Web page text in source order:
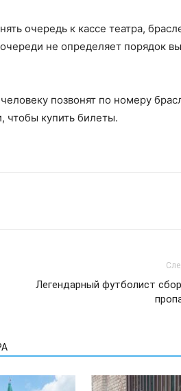
очередь к кассе театра,
не определяет порядок
позвонят по номеру
чтобы купить билеты.
Легендарный футболист